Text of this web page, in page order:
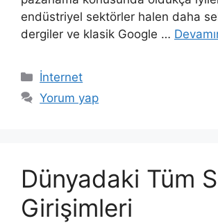
endüstriyel sektörler halen daha
dergiler ve klasik Google …
Kategoriler
İnternet
Yorum yap
Dünyadaki Tüm
Girişimleri